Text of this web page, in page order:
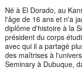
Né à El Dorado, au
l'âge de 16 ans et n'a
diplôme d'histoire à la
président du corps
avec qui il a partagé
des maîtrises à
Seminary à Dubuque,